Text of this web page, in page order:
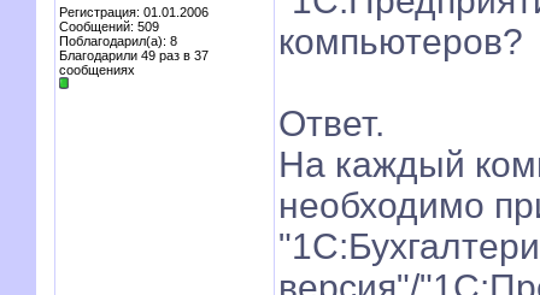
Регистрация: 01.01.2006
Сообщений: 509
Поблагодарил(а): 8
Благодарили 49 раз в 37
сообщениях
компьютеров?
Ответ.
На каждый
необходимо